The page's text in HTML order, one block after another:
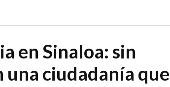
en Sinaloa: sin
una ciudadanía que